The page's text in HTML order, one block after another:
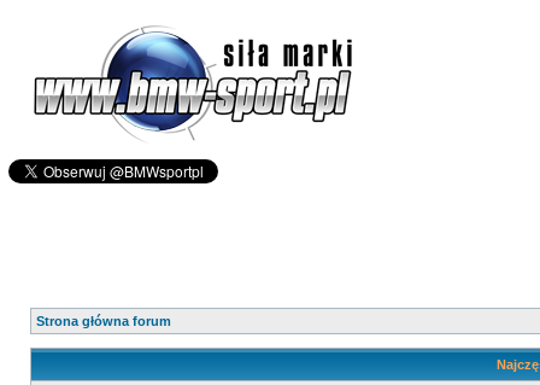
Strona główna forum